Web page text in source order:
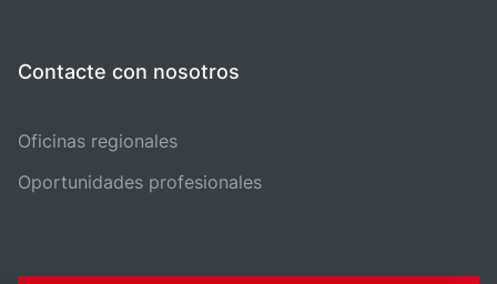
Contacte con nosotros
Oficinas regionales
Oportunidades profesionales